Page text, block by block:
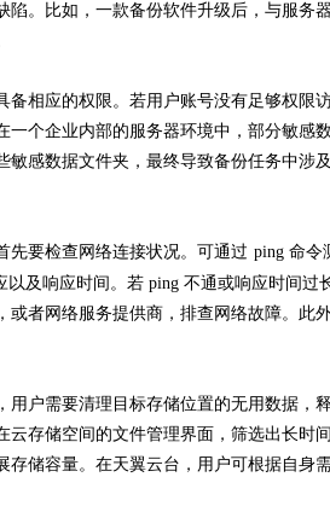
陷。比如，一款备份软件升级后，与服
备相应的权限。若用户账号没有足够权
一个企业内部的服务器环境中，部分敏
敏感数据文件夹，最终导致备份任务中涉
先要检查网络连接状况。可通过 ping 命令
以及响应时间。若 ping 不通或响应时间
或者网络服务提供商，排查网络故障。此
用户需要清理目标存储位置的无用数据，
云存储空间的文件管理界面，筛选出长
存储容量。在天翼云台，用户可根据自